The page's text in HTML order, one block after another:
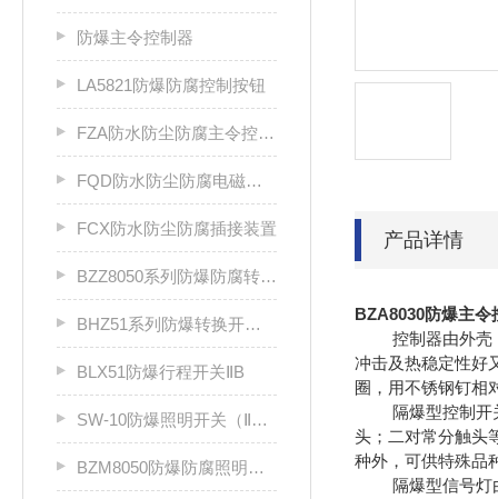
防爆主令控制器
LA5821防爆防腐控制按钮
FZA防水防尘防腐主令控制器
FQD防水防尘防腐电磁起动器
FCX防水防尘防腐插接装置
BZZ8050系列防爆防腐转换开关
BHZ51系列防爆转换开关（Ⅱ B、Ⅱ C）
BLX51防爆行程开关ⅡB
SW-10防爆照明开关（ⅡB级）
BZM8050防爆防腐照明开关
产品详情
BZA8030防爆主令
控制器由外壳（
冲击及热稳定性好
圈，用不锈钢钉相
隔爆型控制开关
头；二对常分触头
种外，可供特殊品
隔爆型信号灯由